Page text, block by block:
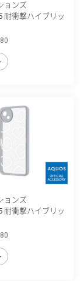
ョンズ
耐衝撃ハイブリッ
ョンズ
耐衝撃ハイブリッ